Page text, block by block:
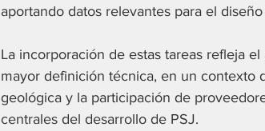
aportando datos relevantes para el
La incorporación de estas tareas refleja
mayor definición técnica, en un contexto
geológica y la participación de
centrales del desarrollo de PSJ.